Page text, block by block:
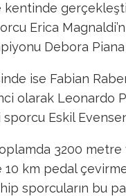
Erica
Debora Piana
ise Fabian
olarak Leonardo
Eskil Evensen-
3200
10 km pedal
sporcuların bu